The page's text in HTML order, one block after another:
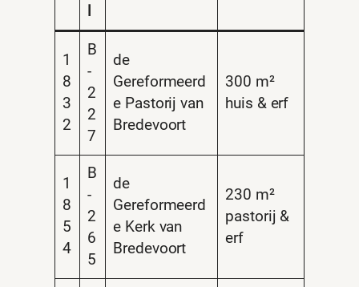
1
8
3
2
B
-
2
2
7
de
Gereformeerd
e Pastorij van
Bredevoort
300 m²
huis & erf
1
8
5
4
B
-
2
6
5
de
Gereformeerd
e Kerk van
Bredevoort
230 m²
pastorij &
erf